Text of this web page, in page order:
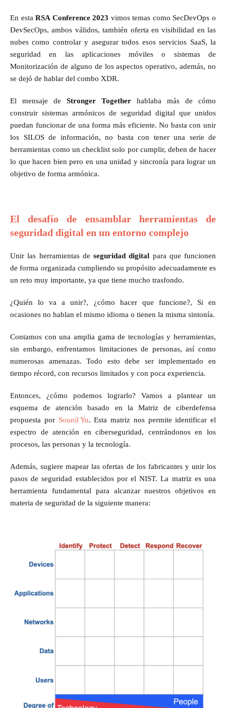
En estaRSA Conference 2023 vimos temas como SecDevOps o
DevSecOps, ambos válidos, también oferta en visibilidad en las
nubes como controlar y asegurar todos esos servicios SaaS, la
seguridad en las aplicaciones móviles o sistemas de
Monitorización de alguno de los aspectos operativo, además, no
se dejó de hablar del combo XDR.
El mensaje de Stronger Together hablaba más de cómo
construir sistemas armónicos de seguridad digital que unidos
puedan funcionar de una forma más eficiente. No basta con unir
los SILOS de información, no basta con tener una serie de
herramientas como un checklist solo por cumplir, deben de hacer
lo que hacen bien pero en una unidad y sincronía para lograr un
objetivo de forma armónica.
El desafío de ensamblar herramientas de
seguridad digital en un entorno complejo
Unir las herramientas de seguridad digital para que funcionen
de forma organizada cumpliendo su propósito adecuadamente es
un reto muy importante, ya que tiene mucho trasfondo.
¿Quién lo va a unir?, ¿cómo hacer que funcione?, Si en
ocasiones no hablan el mismo idioma o tienen la misma sintonía.
Contamos con una amplia gama de tecnologías y herramientas,
sin embargo, enfrentamos limitaciones de personas, así como
numerosas amenazas. Todo esto debe ser implementado en
tiempo récord, con recursos limitados y con poca experiencia.
Entonces, ¿cómo podemos lograrlo? Vamos a plantear un
esquema de atención basado en la Matriz de ciberdefensa
propuesta por Sounil Yu. Esta matriz nos permite identificar el
espectro de atención en ciberseguridad, centrándonos en los
procesos, las personas y la tecnología.
Además, sugiere mapear las ofertas de los fabricantes y unir los
pasos de seguridad establecidos por el NIST. La matriz es una
herramienta fundamental para alcanzar nuestros objetivos en
materia de seguridad de la siguiente manera: